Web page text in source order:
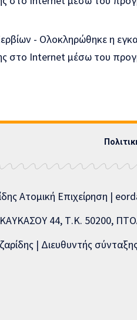
Ατομική Επιχείρηση |
44, Τ.Κ. 50200,
| Διευθυντής